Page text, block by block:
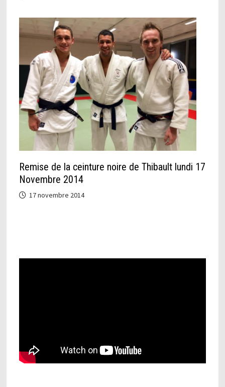
Remise de la ceinture noire de Thibault lundi 17
Novembre 2014
17 novembre 2014